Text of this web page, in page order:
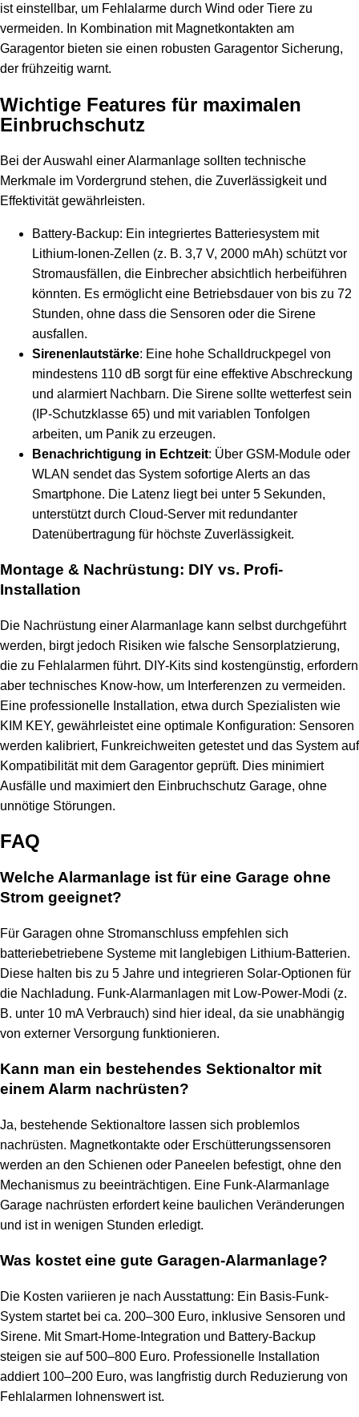
ist einstellbar, um Fehlalarme durch Wind oder Tiere zu
vermeiden. In Kombination mit Magnetkontakten am
Garagentor bieten sie einen robusten Garagentor Sicherung,
der frühzeitig warnt.
Wichtige Features für maximalen
Einbruchschutz
Bei der Auswahl einer Alarmanlage sollten technische
Merkmale im Vordergrund stehen, die Zuverlässigkeit und
Effektivität gewährleisten.
Battery-Backup: Ein integriertes Batteriesystem mit
Lithium-Ionen-Zellen (z. B. 3,7 V, 2000 mAh) schützt vor
Stromausfällen, die Einbrecher absichtlich herbeiführen
könnten. Es ermöglicht eine Betriebsdauer von bis zu 72
Stunden, ohne dass die Sensoren oder die Sirene
ausfallen.
Sirenenlautstärke: Eine hohe Schalldruckpegel von
mindestens 110 dB sorgt für eine effektive Abschreckung
und alarmiert Nachbarn. Die Sirene sollte wetterfest sein
(IP-Schutzklasse 65) und mit variablen Tonfolgen
arbeiten, um Panik zu erzeugen.
Benachrichtigung in Echtzeit: Über GSM-Module oder
WLAN sendet das System sofortige Alerts an das
Smartphone. Die Latenz liegt bei unter 5 Sekunden,
unterstützt durch Cloud-Server mit redundanter
Datenübertragung für höchste Zuverlässigkeit.
Montage & Nachrüstung: DIY vs. Profi-
Installation
Die Nachrüstung einer Alarmanlage kann selbst durchgeführt
werden, birgt jedoch Risiken wie falsche Sensorplatzierung,
die zu Fehlalarmen führt. DIY-Kits sind kostengünstig, erfordern
aber technisches Know-how, um Interferenzen zu vermeiden.
Eine professionelle Installation, etwa durch Spezialisten wie
KIM KEY, gewährleistet eine optimale Konfiguration: Sensoren
werden kalibriert, Funkreichweiten getestet und das System auf
Kompatibilität mit dem Garagentor geprüft. Dies minimiert
Ausfälle und maximiert den Einbruchschutz Garage, ohne
unnötige Störungen.
FAQ
Welche Alarmanlage ist für eine Garage ohne
Strom geeignet?
Für Garagen ohne Stromanschluss empfehlen sich
batteriebetriebene Systeme mit langlebigen Lithium-Batterien.
Diese halten bis zu 5 Jahre und integrieren Solar-Optionen für
die Nachladung. Funk-Alarmanlagen mit Low-Power-Modi (z.
B. unter 10 mA Verbrauch) sind hier ideal, da sie unabhängig
von externer Versorgung funktionieren.
Kann man ein bestehendes Sektionaltor mit
einem Alarm nachrüsten?
Ja, bestehende Sektionaltore lassen sich problemlos
nachrüsten. Magnetkontakte oder Erschütterungssensoren
werden an den Schienen oder Paneelen befestigt, ohne den
Mechanismus zu beeinträchtigen. Eine Funk-Alarmanlage
Garage nachrüsten erfordert keine baulichen Veränderungen
und ist in wenigen Stunden erledigt.
Was kostet eine gute Garagen-Alarmanlage?
Die Kosten variieren je nach Ausstattung: Ein Basis-Funk-
System startet bei ca. 200–300 Euro, inklusive Sensoren und
Sirene. Mit Smart-Home-Integration und Battery-Backup
steigen sie auf 500–800 Euro. Professionelle Installation
addiert 100–200 Euro, was langfristig durch Reduzierung von
Fehlalarmen lohnenswert ist.